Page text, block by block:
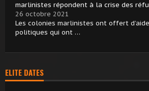
marlinistes répondent à la crise des
26 octobre 2021
Les colonies marlinistes ont offert
politiques qui ont …
ELITE DATES